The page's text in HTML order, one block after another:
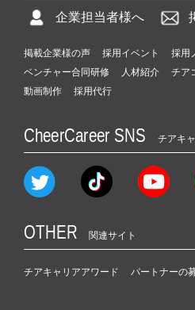
企業担当者様へ
掲載企業様の声 採用イベント 採用
ベンチャー合同研修
人材紹介 チア
動画制作
採用代行
CheerCareer SNS チアキ
OTHER 関連サイト
チアキャリアアワード パートナーの